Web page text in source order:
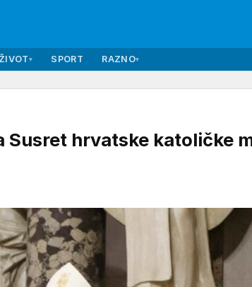
▾ SPORT RAZNO▾
Susret hrvatske katoličke